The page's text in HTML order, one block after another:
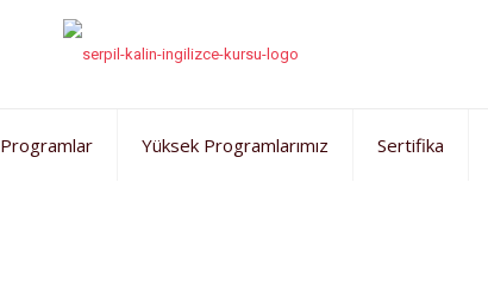
Programlar Yüksek Programlarımız Sertifika